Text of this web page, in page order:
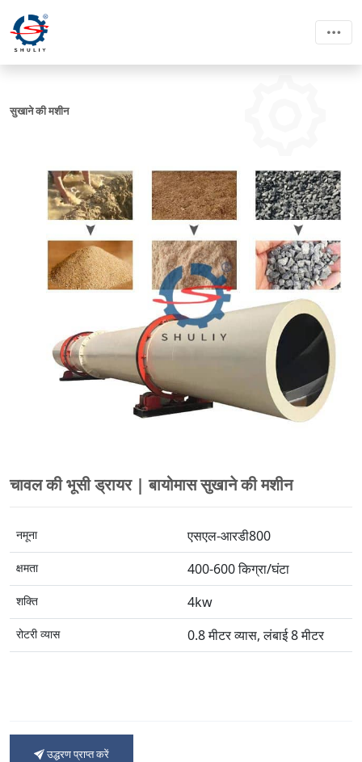
सुखाने की मशीन
चावल की भूसी ड्रायर | बायोमास सुखाने की मशीन
नमूना एसएल-आरडी800
क्षमता 400-600 किग्रा/घंटा
शक्ति 4kw
रोटरी व्यास 0.8 मीटर व्यास, लंबाई 8 मीटर
उद्धरण प्राप्त करें